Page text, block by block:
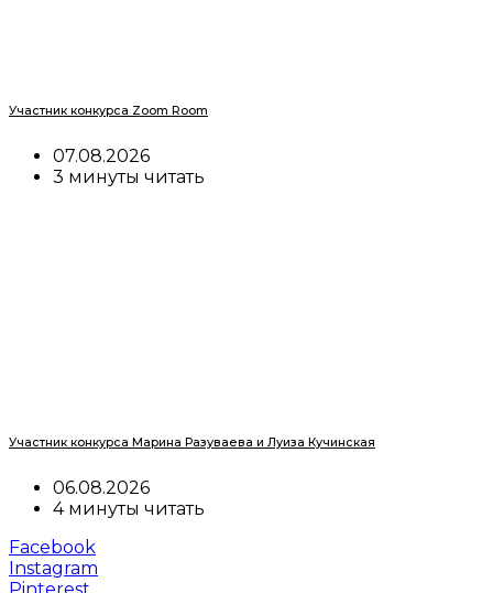
Участник конкурса Zoom Room
07.08.2026
3 минуты читать
Участник конкурса Марина Разуваева и Луиза Кучинская
06.08.2026
4 минуты читать
Facebook
Instagram